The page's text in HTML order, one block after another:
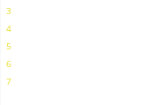
3
4
5
6
7